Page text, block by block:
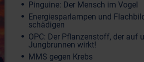
Pinguine: Der Mensch im Vogel
Energiesparlampen und
schädigen
OPC: Der Pflanzenstoff, der auf
Jungbrunnen wirkt!
MMS gegen Krebs